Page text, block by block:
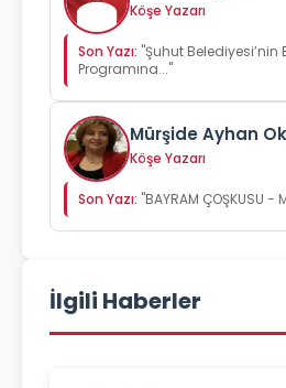
Köşe Yazarı
Son Yazı: "Şuhut
Programına..."
Mürşide Ayhan
Köşe Yazarı
Son Yazı: "BAYRAM ÇOŞKUSU -
İlgili Haberler